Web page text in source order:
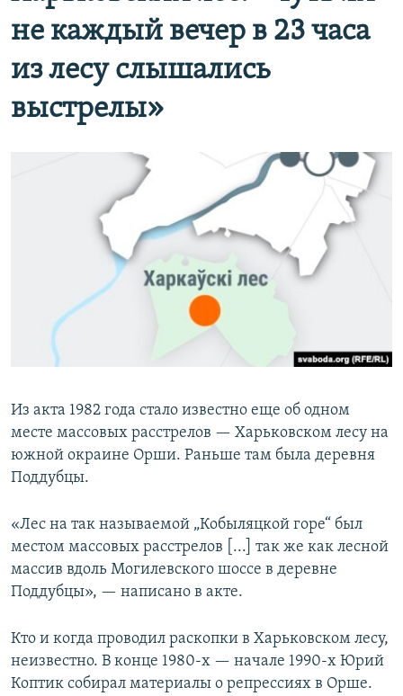
не каждый вечер в 23 часа
из лесу слышались
выстрелы»
Из акта 1982 года стало известно еще об одном
месте массовых расстрелов — Харьковском лесу на
южной окраине Орши. Раньше там была деревня
Поддубцы.
«Лес на так называемой „Кобыляцкой горе“ был
местом массовых расстрелов [...] так же как лесной
массив вдоль Могилевского шоссе в деревне
Поддубцы», — написано в акте.
Кто и когда проводил раскопки в Харьковском лесу,
неизвестно. В конце 1980-х — начале 1990-х Юрий
Коптик собирал материалы о репрессиях в Орше.